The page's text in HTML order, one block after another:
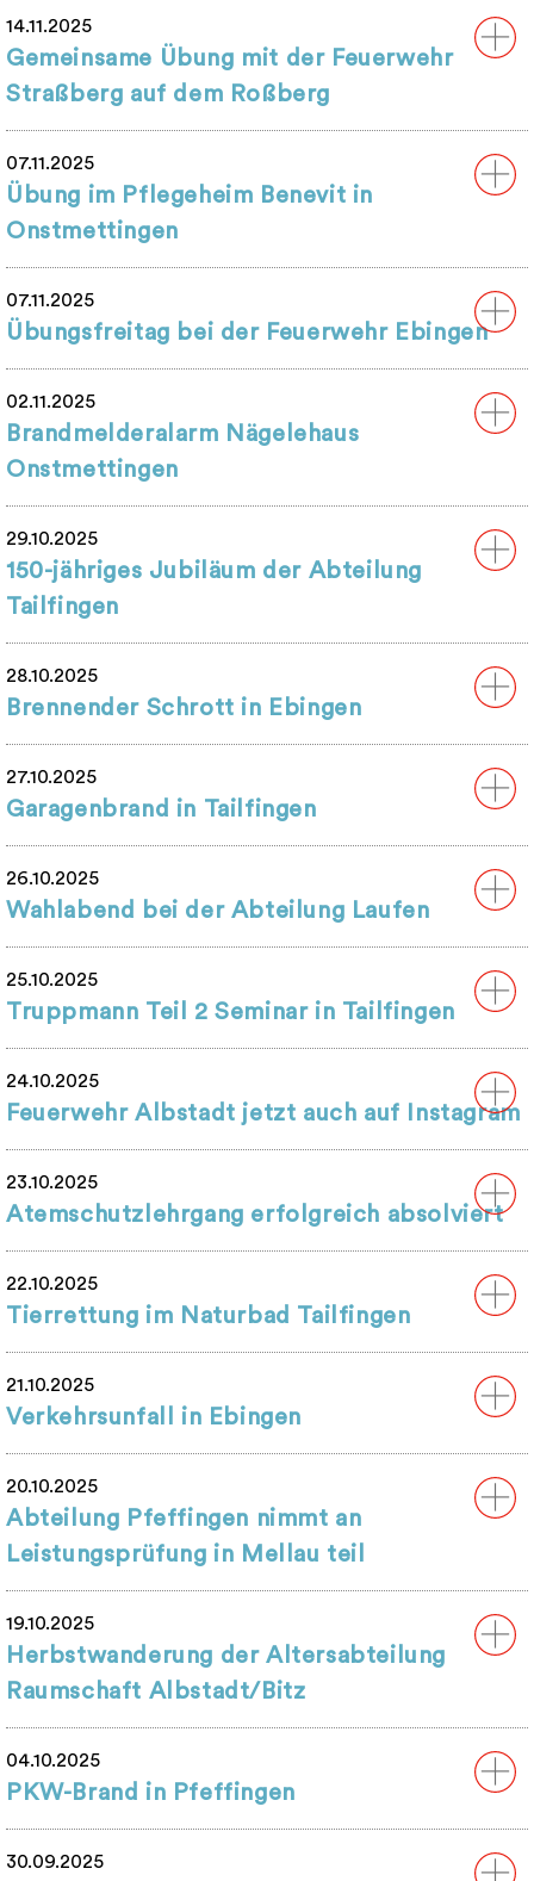
14.11.2025
Gemeinsame Übung mit der Feuerwehr
Straßberg auf dem Roßberg
07.11.2025
Übung im Pflegeheim Benevit in
Onstmettingen
07.11.2025
Übungsfreitag bei der Feuerwehr Ebingen
02.11.2025
Brandmelderalarm Nägelehaus
Onstmettingen
29.10.2025
150-jähriges Jubiläum der Abteilung
Tailfingen
28.10.2025
Brennender Schrott in Ebingen
27.10.2025
Garagenbrand in Tailfingen
26.10.2025
Wahlabend bei der Abteilung Laufen
25.10.2025
Truppmann Teil 2 Seminar in Tailfingen
24.10.2025
Feuerwehr Albstadt jetzt auch auf Instagram
23.10.2025
Atemschutzlehrgang erfolgreich absolviert
22.10.2025
Tierrettung im Naturbad Tailfingen
21.10.2025
Verkehrsunfall in Ebingen
20.10.2025
Abteilung Pfeffingen nimmt an
Leistungsprüfung in Mellau teil
19.10.2025
Herbstwanderung der Altersabteilung
Raumschaft Albstadt/Bitz
04.10.2025
PKW-Brand in Pfeffingen
30.09.2025